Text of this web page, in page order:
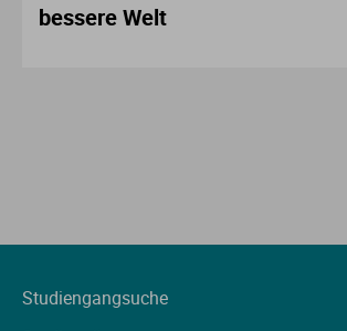
bessere Welt
Studiengangsuche